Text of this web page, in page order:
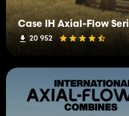
Case IH Axial-Flow
20 952